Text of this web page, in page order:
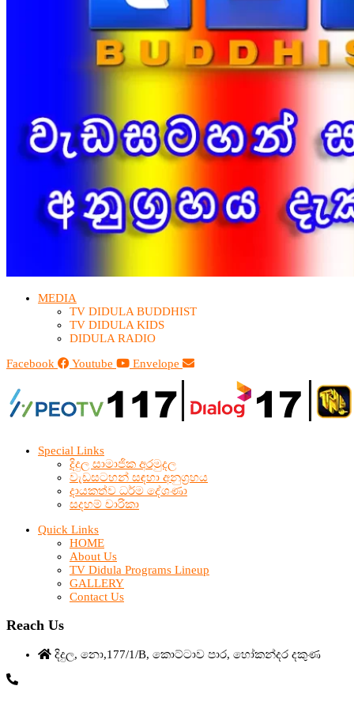
MEDIA
TV DIDULA BUDDHIST​
TV DIDULA KIDS
DIDULA RADIO
Facebook
Youtube Envelope
Special Links
දිදුල සාමාජික අරමුදල
වැඩසටහන් සඳහා අනුග්‍රහය
දායකත්ව ධර්ම දේශණා
සදහම් චාරිකා
Quick Links
HOME
About Us
TV Didula Programs Lineup
GALLERY
Contact Us
Reach Us
දිදුල, නො,177/1/B, කොට්ටාව පාර, හෝකන්දර දකුණ